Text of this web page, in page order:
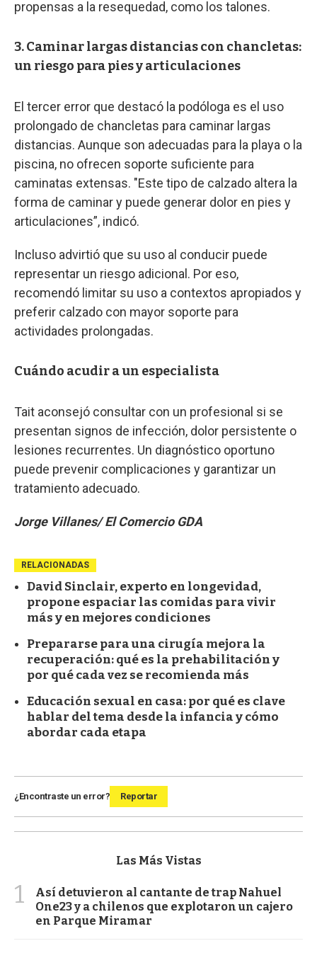
propensas a la resequedad, como los talones.
3. Caminar largas distancias con chancletas:
un riesgo para pies y articulaciones
El tercer error que destacó la podóloga es el uso
prolongado de chancletas para caminar largas
distancias. Aunque son adecuadas para la playa o la
piscina, no ofrecen soporte suficiente para
caminatas extensas. "Este tipo de calzado altera la
forma de caminar y puede generar dolor en pies y
articulaciones”, indicó.
Incluso advirtió que su uso al conducir puede
representar un riesgo adicional. Por eso,
recomendó limitar su uso a contextos apropiados y
preferir calzado con mayor soporte para
actividades prolongadas.
Cuándo acudir a un especialista
Tait aconsejó consultar con un profesional si se
presentan signos de infección, dolor persistente o
lesiones recurrentes. Un diagnóstico oportuno
puede prevenir complicaciones y garantizar un
tratamiento adecuado.
Jorge Villanes/ El Comercio GDA
RELACIONADAS
David Sinclair, experto en longevidad,
propone espaciar las comidas para vivir
más y en mejores condiciones
Prepararse para una cirugía mejora la
recuperación: qué es la prehabilitación y
por qué cada vez se recomienda más
Educación sexual en casa: por qué es clave
hablar del tema desde la infancia y cómo
abordar cada etapa
¿Encontraste un error? Reportar
Las Más Vistas
1
Así detuvieron al cantante de trap Nahuel
One23 y a chilenos que explotaron un cajero
en Parque Miramar